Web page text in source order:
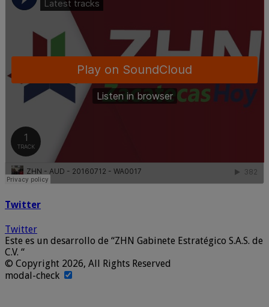
Twitter
Twitter
Este es un desarrollo de “ZHN Gabinete Estratégico S.A.S. de
C.V. “
© Copyright 2026, All Rights Reserved
modal-check